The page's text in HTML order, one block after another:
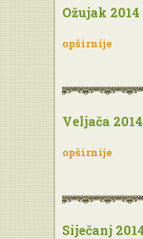
Ožujak 2014
opširnije
Veljača 2014
opširnije
Siječanj